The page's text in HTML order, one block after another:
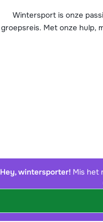
Email
Dit
Wintersport is onze
groepsreis. Met onze hulp,
Hey, wintersporter! Mis het